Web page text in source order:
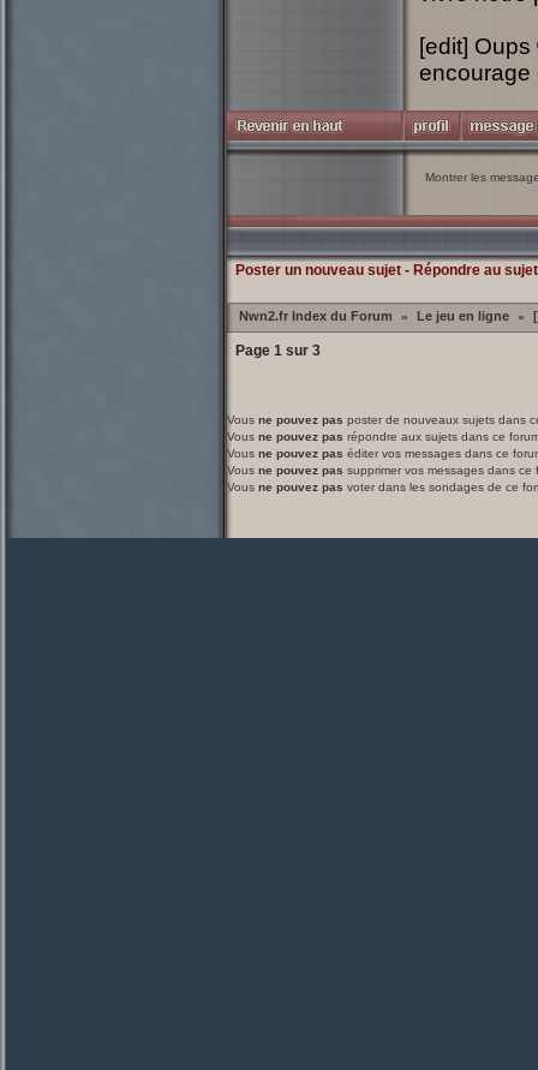
[edit] Oups
encourage
Montrer les
Poster un nouveau sujet- Répondre au sujet
Nwn2.fr Index du Forum » Le jeu en ligne »
Page 1sur 3
Vous ne pouvez pas poster de nouveaux sujets dans
Vous ne pouvez pas répondre aux sujets dans ce
Vous ne pouvez pas éditer vos messages dans ce
Vous ne pouvez pas supprimer vos messages dans ce
Vous ne pouvez pas voter dans les sondages de ce